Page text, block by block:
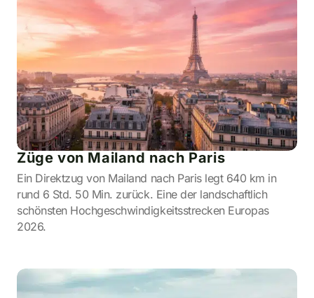
Züge von Mailand nach Paris
Ein Direktzug von Mailand nach Paris legt 640 km in
rund 6 Std. 50 Min. zurück. Eine der landschaftlich
schönsten Hochgeschwindigkeitsstrecken Europas
2026.